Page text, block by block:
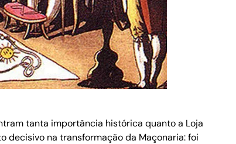
tanta importância histórica quanto a Loja
decisivo na transformação da Maçonaria: foi